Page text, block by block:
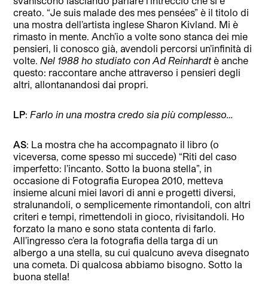
creato. “Je suis malade des mes pensées” è il titolo di
una mostra dell’artista inglese Sharon Kivland. Mi è
rimasto in mente. Anch’io a volte sono stanca dei mie
pensieri, li conosco già, avendoli percorsi un’infinità di
volte.Nel 1988 ho studiato con Ad Reinhardtè anche
questo: raccontare anche attraverso i pensieri degli
altri, allontanandosi dai propri.
LP:Farlo in una mostra credo sia più complesso…
AS: La mostra che ha accompagnato il libro (o
viceversa, come spesso mi succede) “Riti del caso
imperfetto: l’incanto. Sotto la buona stella”, in
occasione di Fotografia Europea 2010, metteva
insieme alcuni miei lavori di anni e progetti diversi,
stralunandoli, o semplicemente rimontandoli, con altri
criteri e tempi, rimettendoli in gioco, rivisitandoli. Ho
forzato la mano e sono stata contenta di farlo.
All’ingresso c’era la fotografia della targa di un
albergo a una stella, su cui qualcuno aveva disegnato
una cometa. Di qualcosa abbiamo bisogno. Sotto la
buona stella!